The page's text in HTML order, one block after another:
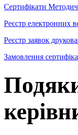
Сертифікати
Реєстр електронних
Реєстр заявок
Замовлення